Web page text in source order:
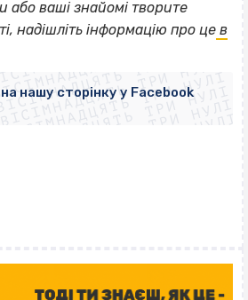
або ваші знайомі творите
надішліть інформацію про це в
ТРИ НУЛІ
ТРИ НУЛІ
ТРИ НУЛІ
ТРИ НУЛІ
ВІСІМНАДЦЯТЬ ТРИ НУЛІ
ВІСІМНАДЦЯТЬ ТРИ НУЛІ
ВІСІМНАДЦЯТЬ ТРИ НУЛІ
ВІСІМНАДЦЯТЬ ТРИ НУЛІ
нашу сторінку у Facebook